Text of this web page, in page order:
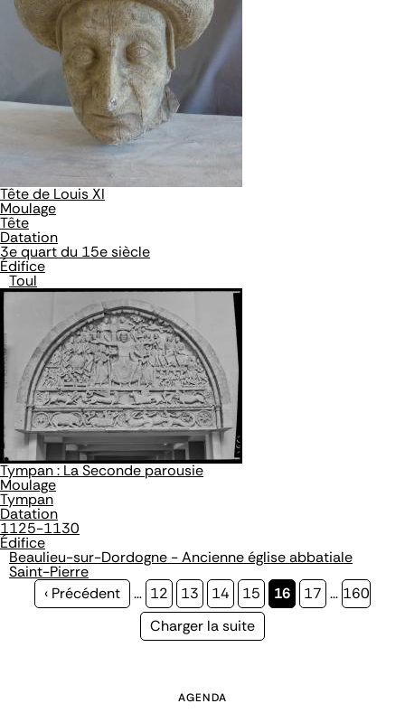
Tête de Louis XI
Moulage
Tête
Datation
3e quart du 15e siècle
Édifice
Toul
Tympan : La Seconde parousie
Moulage
Tympan
Datation
1125-1130
Édifice
Beaulieu-sur-Dordogne - Ancienne église abbatiale
Saint-Pierre
Page
‹ Précédent … Page
12 Page
13 Page
14 Page
15
Page
16 Page
17 … Page
160
Page
Charger la suite
AGENDA